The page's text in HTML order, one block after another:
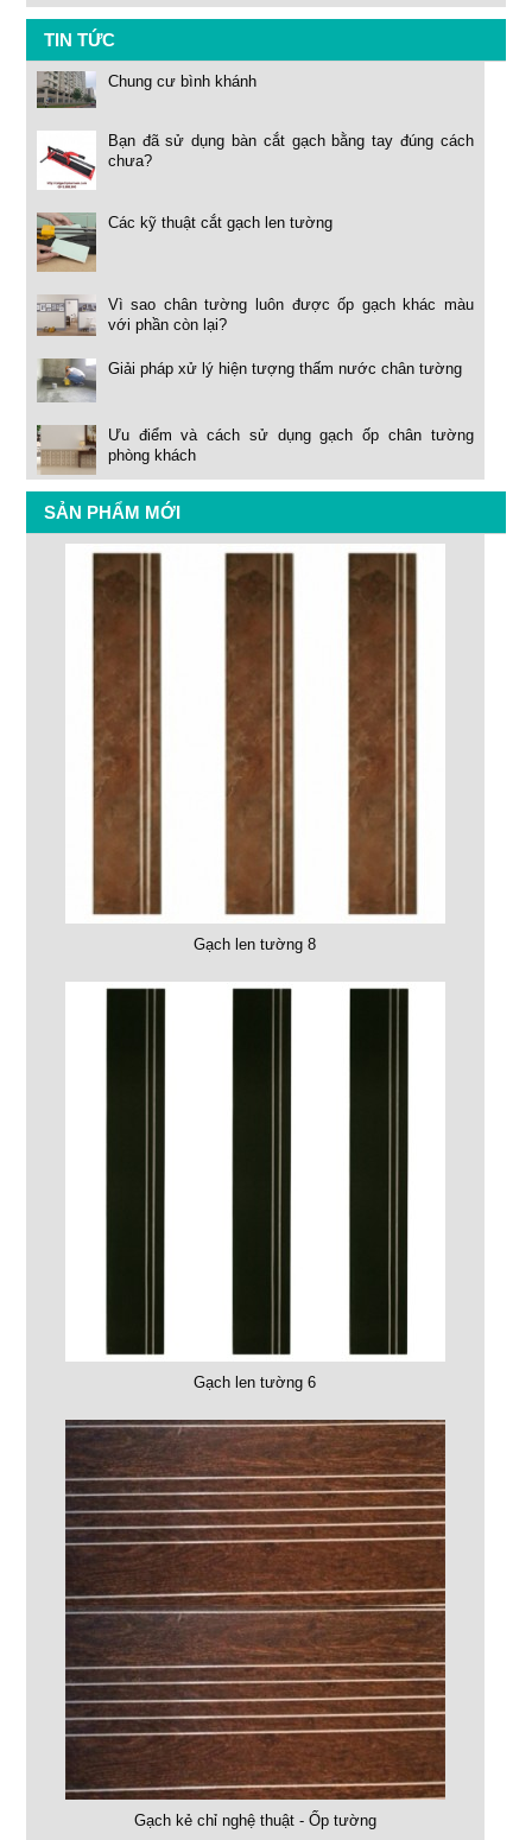
TIN TỨC
Chung cư bình khánh
Bạn đã sử dụng bàn cắt gạch bằng tay đúng cách
chưa?
Các kỹ thuật cắt gạch len tường
Vì sao chân tường luôn được ốp gạch khác màu
với phần còn lại?
Giải pháp xử lý hiện tượng thấm nước chân tường
Ưu điểm và cách sử dụng gạch ốp chân tường
phòng khách
SẢN PHẨM MỚI
Gạch len tường 8
Gạch len tường 6
Gạch kẻ chỉ nghệ thuật - Ốp tường